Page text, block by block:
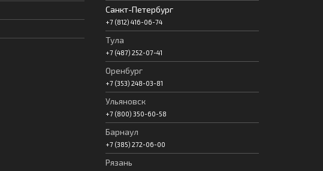
Санкт-Петербург
+7 (812) 416-06-74
Тула
+7 (487) 252-07-41
Оренбург
+7 (353) 248-03-81
Ульяновск
+7 (800) 350-60-58
Барнаул
+7 (385) 272-06-00
Рязань